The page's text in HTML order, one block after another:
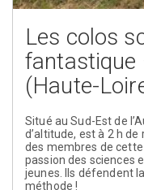
Les colos
fantastique
(Haute-
Situé au Sud-Est de
d’altitude, est à 2 h
des membres de
passion des sciences
jeunes. Ils défendent
méthode !